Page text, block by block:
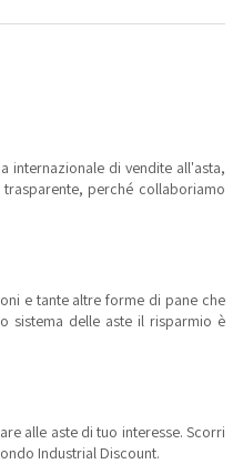
internazionale di vendite all'asta,
perché collaboriamo
e tante altre forme di pane che
sistema delle aste il risparmio è
alle aste di tuo interesse. Scorri
Industrial Discount.